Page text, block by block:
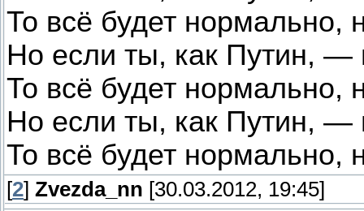
То всё будет нормально,
Но если ты, как Путин, —
То всё будет нормально,
Но если ты, как Путин, —
То всё будет нормально,
[2] Zvezda_nn [30.03.2012, 19:45]